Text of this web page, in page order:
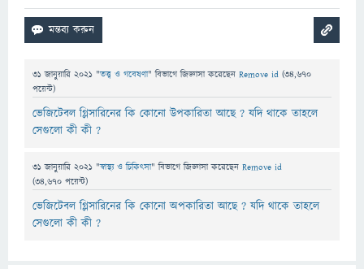
31 জানুয়ারি 2021 "তত্ত্ব ও গবেষণা" বিভাগে জিজ্ঞাসাকরেছেন Remove id (34,670
পয়েন্ট)
ভেজিটেবল গ্লিসারিনের কি কোনো উপকারিতা আছে ? যদি থাকে তাহলে
সেগুলো কী কী ?
31 জানুয়ারি 2021 "স্বাস্থ্য ও চিকিৎসা" বিভাগে জিজ্ঞাসাকরেছেন Remove id
(34,670 পয়েন্ট)
ভেজিটেবল গ্লিসারিনের কি কোনো অপকারিতা আছে ? যদি থাকে তাহলে
সেগুলো কী কী ?